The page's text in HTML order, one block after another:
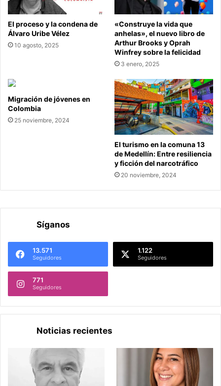
El proceso y la condena de
Álvaro Uribe Vélez
10 agosto, 2025
«Construye la vida que
anhelas», el nuevo libro de
Arthur Brooks y Oprah
Winfrey sobre la felicidad
3 enero, 2025
Migración de jóvenes en
Colombia
25 noviembre, 2024
El turismo en la comuna 13
de Medellín: Entre resiliencia
y ficción del narcotráfico
20 noviembre, 2024
Síganos
13.571
Seguidores
1.122
Seguidores
771
Seguidores
Noticias recientes